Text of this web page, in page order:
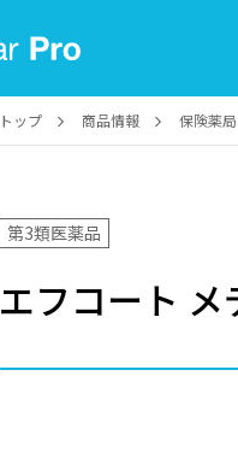
トップ 商品情報 保険薬局
第3類医薬品
エフコート